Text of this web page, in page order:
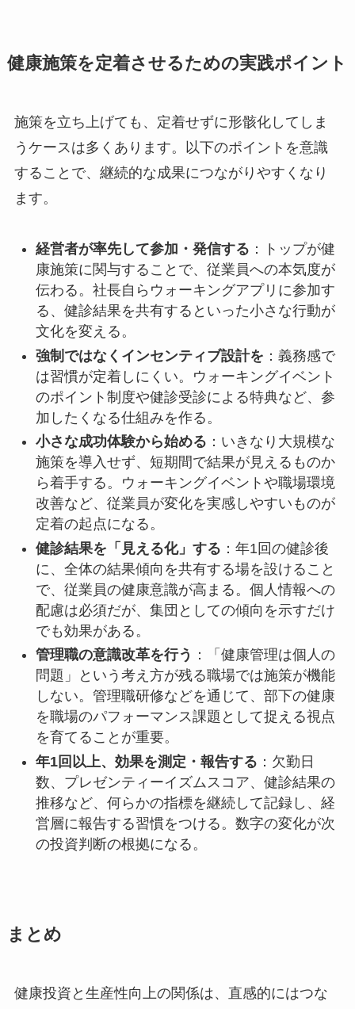
健康施策を定着させるための実践ポイント
施策を立ち上げても、定着せずに形骸化してしま
うケースは多くあります。以下のポイントを意識
することで、継続的な成果につながりやすくなり
ます。
経営者が率先して参加・発信する ：トップが健
康施策に関与することで、従業員への本気度が
伝わる。社長自らウォーキングアプリに参加す
る、健診結果を共有するといった小さな行動が
文化を変える。
強制ではなくインセンティブ設計を ：義務感で
は習慣が定着しにくい。ウォーキングイベント
のポイント制度や健診受診による特典など、参
加したくなる仕組みを作る。
小さな成功体験から始める ：いきなり大規模な
施策を導入せず、短期間で結果が見えるものか
ら着手する。ウォーキングイベントや職場環境
改善など、従業員が変化を実感しやすいものが
定着の起点になる。
健診結果を「見える化」する ：年1回の健診後
に、全体の結果傾向を共有する場を設けること
で、従業員の健康意識が高まる。個人情報への
配慮は必須だが、集団としての傾向を示すだけ
でも効果がある。
管理職の意識改革を行う ：「健康管理は個人の
問題」という考え方が残る職場では施策が機能
しない。管理職研修などを通じて、部下の健康
を職場のパフォーマンス課題として捉える視点
を育てることが重要。
年1回以上、効果を測定・報告する ：欠勤日
数、プレゼンティーイズムスコア、健診結果の
推移など、何らかの指標を継続して記録し、経
営層に報告する習慣をつける。数字の変化が次
の投資判断の根拠になる。
まとめ
健康投資と生産性向上の関係は、直感的にはつな